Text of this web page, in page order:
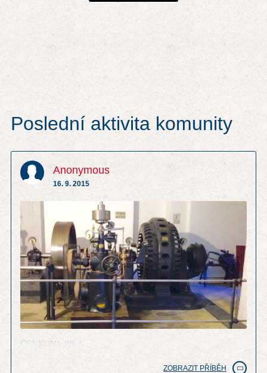
Poslední aktivita komunity
Anonymous
16. 9. 2015
ČENKOVA PILA
ZOBRAZIT PŘÍBĚH